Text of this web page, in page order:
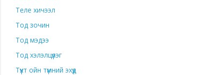
Теле хичээл
Тод зочин
Тод мэдээ
Тод хэлэлцүүлэг
Түүхт ойн түмний эхүүд